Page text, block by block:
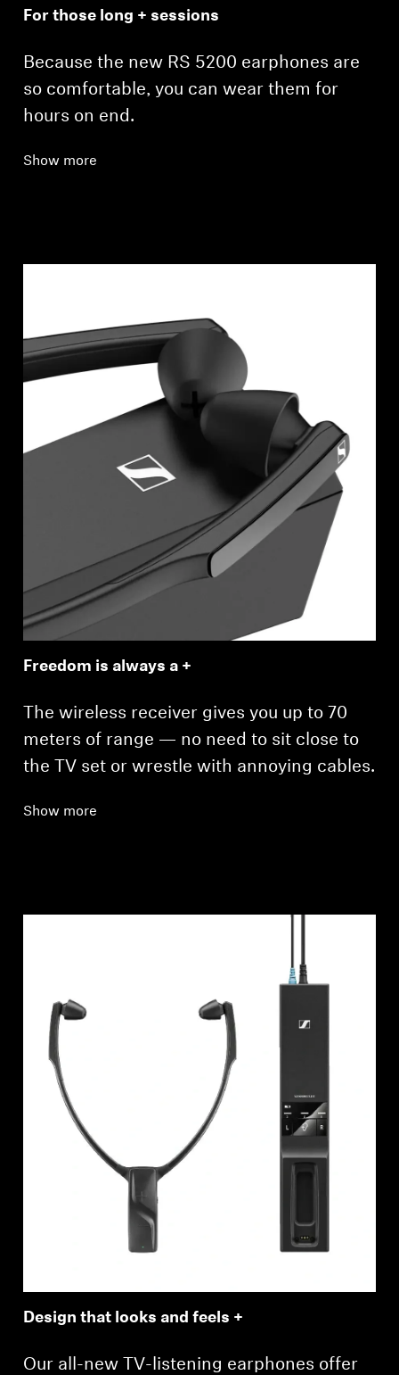
For those long + sessions
Because the new RS 5200 earphones are
so comfortable, you can wear them for
hours on end.
Show more
Freedom is always a +
The wireless receiver gives you up to 70
meters of range — no need to sit close to
the TV set or wrestle with annoying cables.
Show more
Design that looks and feels +
Our all-new TV-listening earphones offer